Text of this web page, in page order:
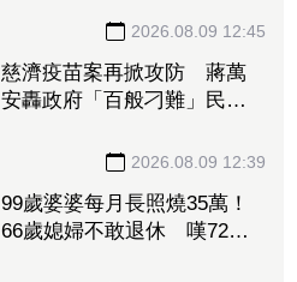
2026.08.09 12:45
慈濟疫苗案再掀攻防 蔣萬
安轟政府「百般刁難」民間
2026.08.09 12:39
99歲婆婆每月長照燒35萬！
66歲媳婦不敢退休 嘆72歲